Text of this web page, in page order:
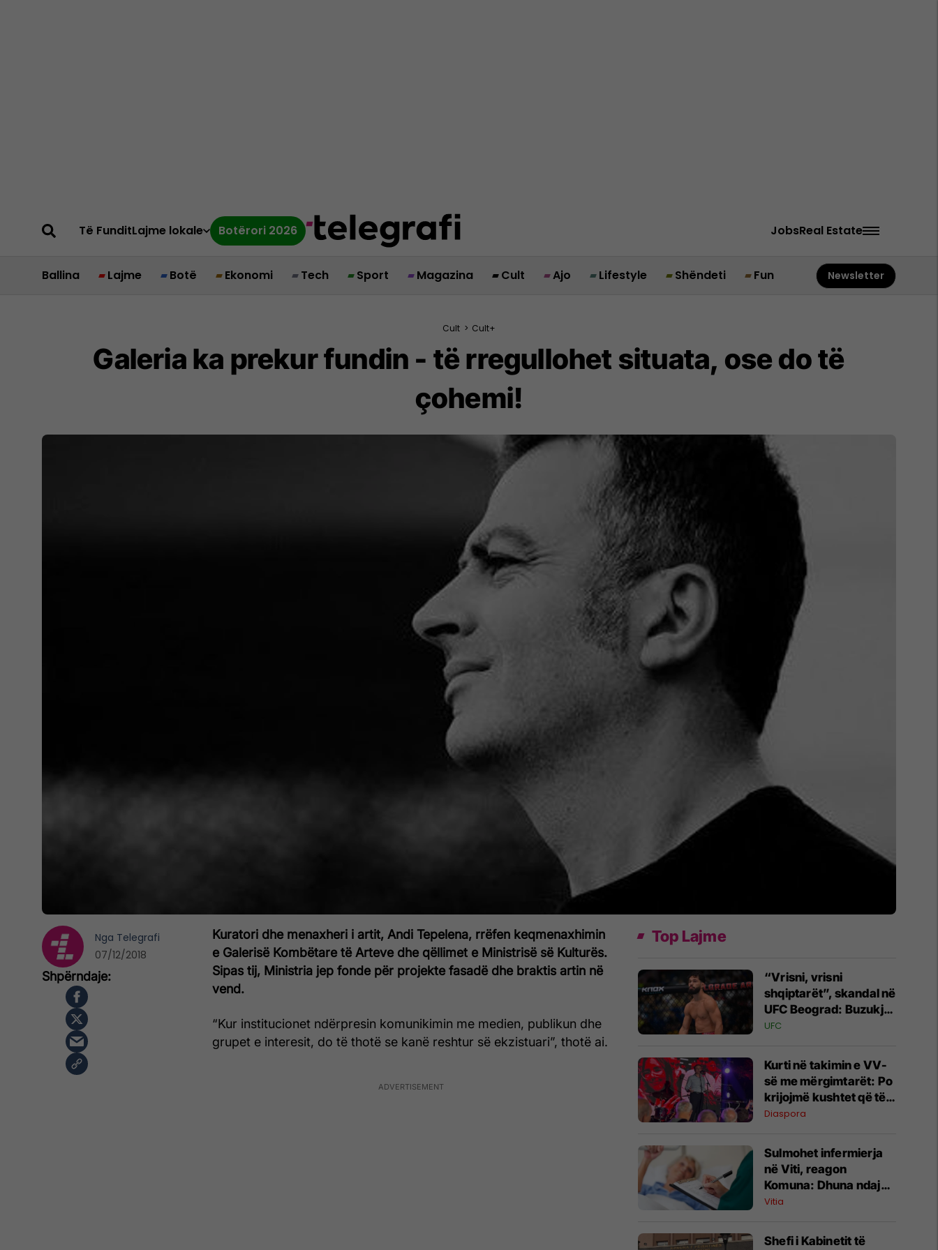
Të FunditLajme lokale Botërori 2026 JobsReal Estate
Ballina Lajme Botë Ekonomi Tech Sport Magazina Cult Ajo Lifestyle Shëndeti Fun Newsletter
Cult > Cult+
Galeria ka prekur fundin - të rregullohet situata, ose do të
çohemi!
Kuratori dhe menaxheri i artit, Andi Tepelena, rrëfen keqmenaxhimin
e Galerisë Kombëtare të Arteve dhe qëllimet e Ministrisë së Kulturës.
Sipas tij, Ministria jep fonde për projekte fasadë dhe braktis artin në
vend.
“Kur institucionet ndërpresin komunikimin me medien, publikun dhe
grupet e interesit, do të thotë se kanë reshtur së ekzistuari”, thotë ai.
Nga Telegrafi
07/12/2018
Top Lajme
“Vrisni, vrisni
shqiptarët”, skandal në
UFC Beograd: Buzukja
u përball me thirrje
tribunat
UFC
Kurti në takimin e VV-
së me mërgimtarët: Po
krijojmë kushtet që të
ktheheni në Kosovë
Diaspora
Sulmohet infermierja
në Viti, reagon
Komuna: Dhuna ndaj
stafit shëndetësor nuk
Vitia
Shefi i Kabinetit të